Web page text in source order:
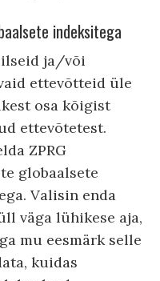
indeksitega
ja/või
ettevõtteid üle
osa kõigist
ettevõtetest.
ZPRG
globaalsete
Valisin enda
väga lühikese aja,
mu eesmärk selle
kuidas